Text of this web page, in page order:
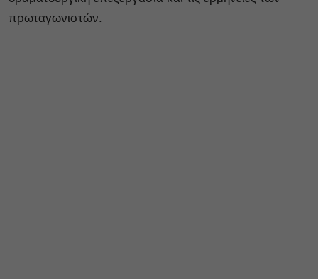
πρωταγωνιστών.